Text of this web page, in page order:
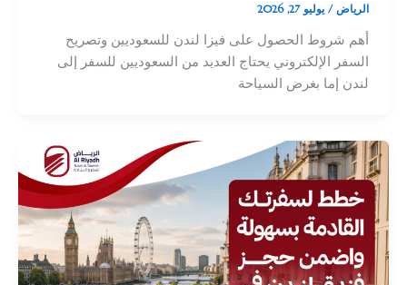
الرياض/ يوليو 27, 2026
أهم شروط الحصول على فيزا لندن للسعوديين وتصريح
السفر الإلكتروني يحتاج العديد من السعوديين للسفر إلى
لندن إما بغرض السياحة